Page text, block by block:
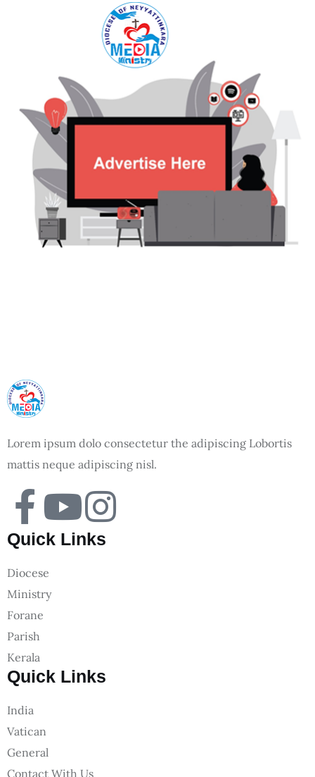
Lorem ipsum dolo consectetur the adipiscing Lobortis
mattis neque adipiscing nisl.
Quick Links
Diocese
Ministry
Forane
Parish
Kerala
Quick Links
India
Vatican
General
Contact With Us